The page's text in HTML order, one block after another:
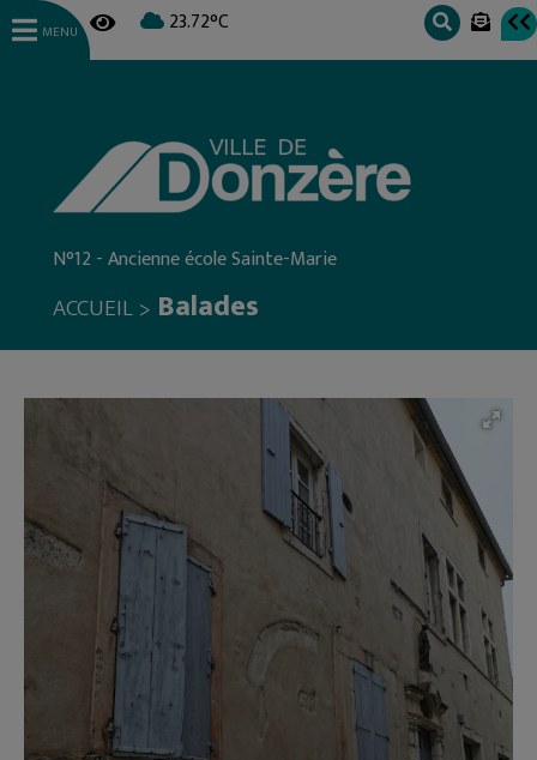
23.72°C
MENU
N°12 - Ancienne école Sainte-Marie
ACCUEIL> Balades